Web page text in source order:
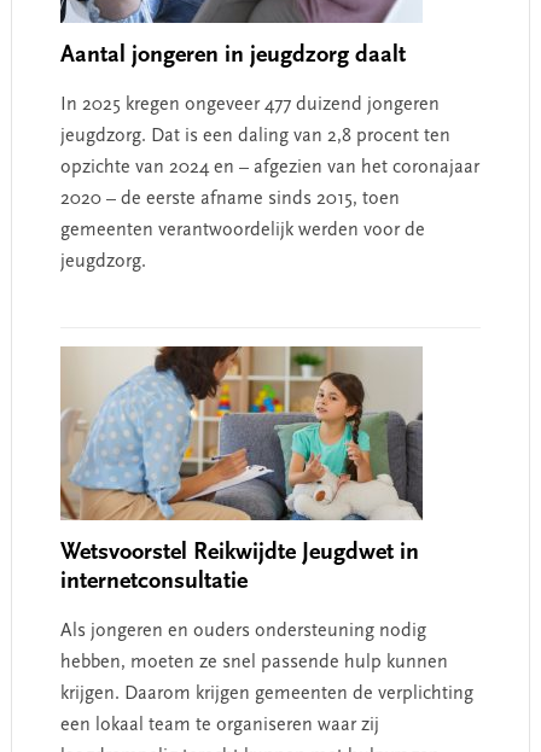
Aantal jongeren in jeugdzorg daalt
In 2025 kregen ongeveer 477 duizend jongeren
jeugdzorg. Dat is een daling van 2,8 procent ten
opzichte van 2024 en – afgezien van het coronajaar
2020 – de eerste afname sinds 2015, toen
gemeenten verantwoordelijk werden voor de
jeugdzorg.
Wetsvoorstel Reikwijdte Jeugdwet in
internetconsultatie
Als jongeren en ouders ondersteuning nodig
hebben, moeten ze snel passende hulp kunnen
krijgen. Daarom krijgen gemeenten de verplichting
een lokaal team te organiseren waar zij